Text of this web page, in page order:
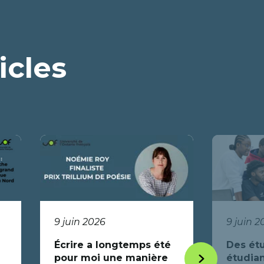
9 juin 2026
Écrire a longtemps été
pour moi une manière
9 juin
Des